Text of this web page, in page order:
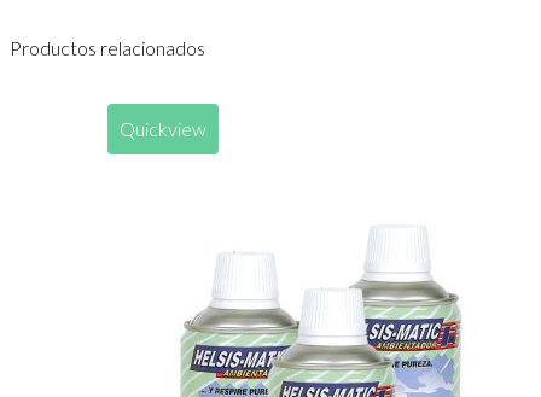
Productos relacionados
Quickview